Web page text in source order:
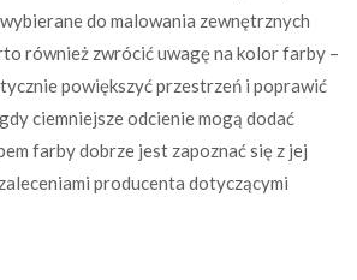
do malowania zewnętrznych
również zwrócić uwagę na kolor farby –
powiększyć przestrzeń i poprawić
ciemniejsze odcienie mogą dodać
farby dobrze jest zapoznać się z jej
producenta dotyczącymi